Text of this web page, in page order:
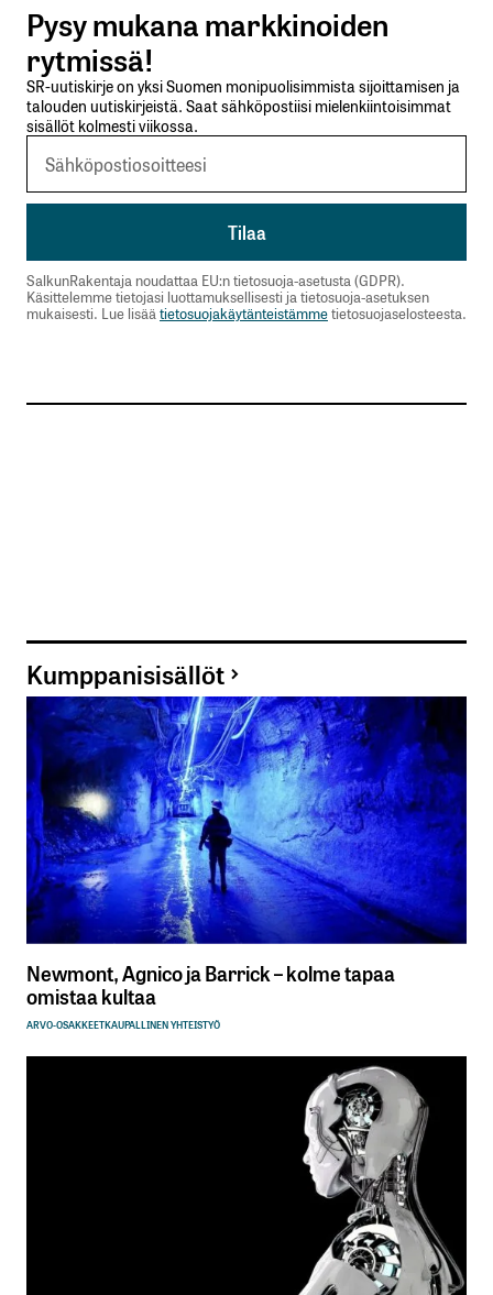
Lähetä kommentti
Pysy mukana markkinoiden
rytmissä!
SR-uutiskirje on yksi Suomen monipuolisimmista sijoittamisen ja
talouden uutiskirjeistä. Saat sähköpostiisi mielenkiintoisimmat
sisällöt kolmesti viikossa.
SalkunRakentaja noudattaa EU:n tietosuoja-asetusta (GDPR).
Käsittelemme tietojasi luottamuksellisesti ja tietosuoja-asetuksen
mukaisesti. Lue lisäätietosuojakäytänteistämmetietosuojaselosteesta.
Kumppanisisällöt
Newmont, Agnico ja Barrick – kolme tapaa
omistaa kultaa
ARVO-OSAKKEETKAUPALLINEN YHTEISTYÖ